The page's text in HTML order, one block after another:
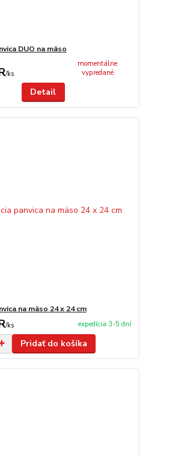
DUO na mäso
/ks
momentálne
vypredané
Detail
na mäso 24 x 24 cm
/ks expedícia 3-5 dní
Pridať do košíka